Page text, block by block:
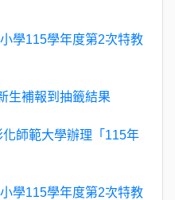
學115學年度第2次特教
生補報到抽籤結果
師範大學辦理「115年
學115學年度第2次特教